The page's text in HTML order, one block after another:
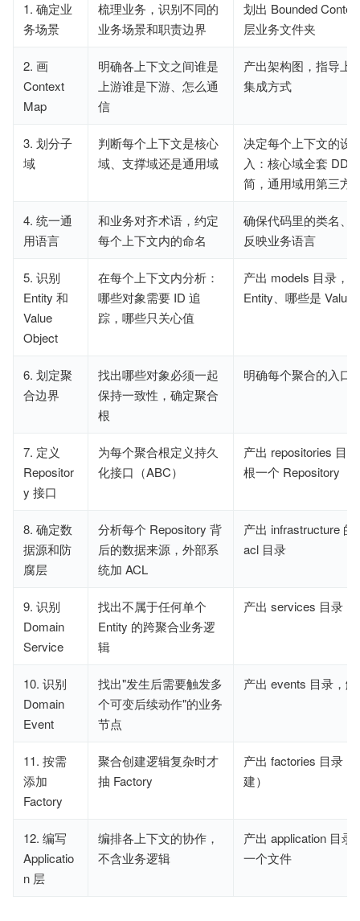
1. 确定业
务场景
梳理业务，识别不同的
业务场景和职责边界
划出 Bounded
层业务文件夹
2. 画
Context
Map
明确各上下文之间谁是
上游谁是下游、怎么通
信
产出架构图，指导上
集成方式
3. 划分子
域
判断每个上下文是核心
域、支撑域还是通用域
决定每个上下文的设
入：核心域全套
简，通用域用第三方
4. 统一通
用语言
和业务对齐术语，约定
每个上下文内的命名
确保代码里的类名、
反映业务语言
5. 识别
Entity 和
Value
Object
在每个上下文内分析：
哪些对象需要 ID 追
踪，哪些只关心值
产出 models 目录，
Entity、哪些是 Value
6. 划定聚
合边界
找出哪些对象必须一起
保持一致性，确定聚合
根
明确每个聚合的入口
7. 定义
Repositor
y 接口
为每个聚合根定义持久
化接口（ABC）
产出 repositories 目
根一个 Repository
8. 确定数
据源和防
腐层
分析每个 Repository 背
后的数据来源，外部系
统加 ACL
产出 infrastructure
acl 目录
9. 识别
Domain
Service
找出不属于任何单个
Entity 的跨聚合业务逻
辑
产出 services 目录
10. 识别
Domain
Event
找出"发生后需要触发多
个可变后续动作"的业务
节点
产出 events 目录，
11. 按需
添加
Factory
聚合创建逻辑复杂时才
抽 Factory
产出 factories 目录（
建）
12. 编写
Applicatio
n 层
编排各上下文的协作，
不含业务逻辑
产出 application 目录
一个文件